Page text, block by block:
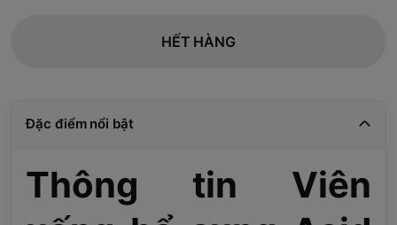
HẾT HÀNG
Đặc điểm nổi bật
Thông tin Viên